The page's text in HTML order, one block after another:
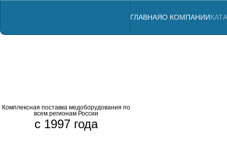
Комплексная поставка медоборудования по
всем регионам России
с 1997 года
ГЛАВНАЯО КОМПАНИИ